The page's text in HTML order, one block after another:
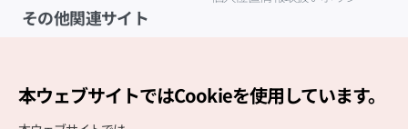
その他関連サイト
本ウェブサイトではCookieを使用しています。